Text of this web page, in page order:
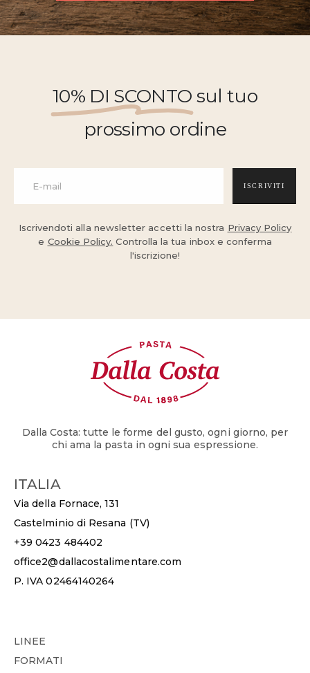
10% DI SCONTO sul tuo
prossimo ordine
ISCRIVITI
Iscrivendoti alla newsletter accetti la nostra Privacy Policy
e Cookie Policy. Controlla la tua inbox e conferma
l'iscrizione!
Dalla Costa: tutte le forme del gusto, ogni giorno, per
chi ama la pasta in ogni sua espressione.
ITALIA
Via della Fornace, 131
Castelminio di Resana (TV)
+39 0423 484402
office2@dallacostalimentare.com
P. IVA 02464140264
LINEE
FORMATI